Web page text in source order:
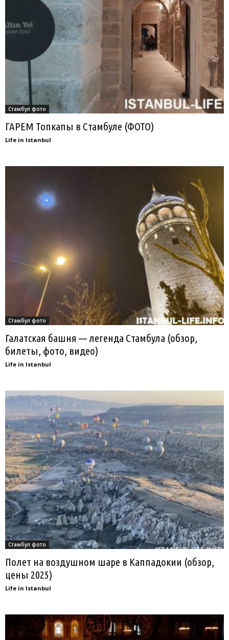
Стамбул фото
ГАРЕМ Топкапы в Стамбуле (ФОТО)
Life in Istanbul
Стамбул фото
Галатская башня — легенда Стамбула (обзор,
билеты, фото, видео)
Life in Istanbul
Стамбул фото
Полет на воздушном шаре в Каппадокии (обзор,
цены 2025)
Life in Istanbul